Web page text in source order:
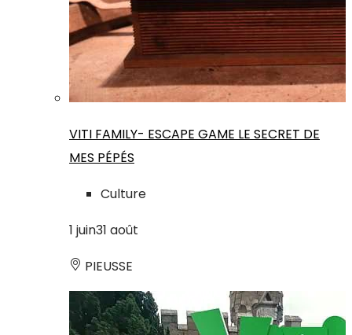
VITI FAMILY- ESCAPE GAME LE SECRET DE
MES PÉPÉS
Culture
1 juin31 août
PIEUSSE